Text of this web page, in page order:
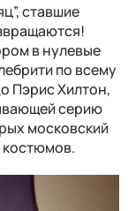
ставшие
в нулевые
по всему
Пэрис Хилтон,
серию
московский
костюмов.